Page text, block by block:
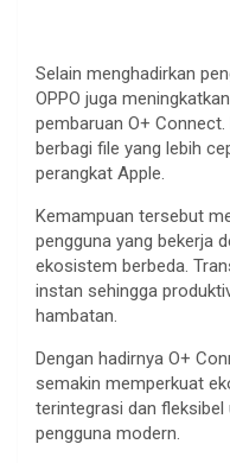
Selain menghadirkan
OPPO juga
pembaruan O+
berbagi file yang lebih
perangkat Apple.
Kemampuan tersebut
pengguna yang bekerja
ekosistem berbeda.
instan sehingga
hambatan.
Dengan hadirnya O+
semakin memperkuat
terintegrasi dan fleksibel
pengguna modern.